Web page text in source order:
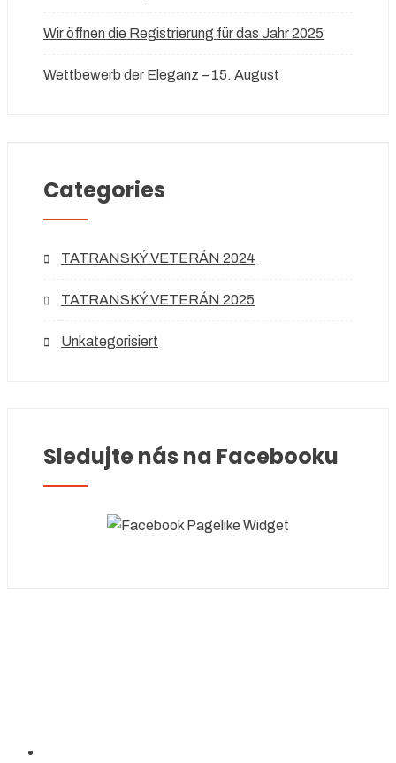
Wir öffnen die Registrierung für das Jahr 2025
Wettbewerb der Eleganz – 15. August
Categories
TATRANSKÝ VETERÁN 2024
TATRANSKÝ VETERÁN 2025
Unkategorisiert
Sledujte nás na Facebooku